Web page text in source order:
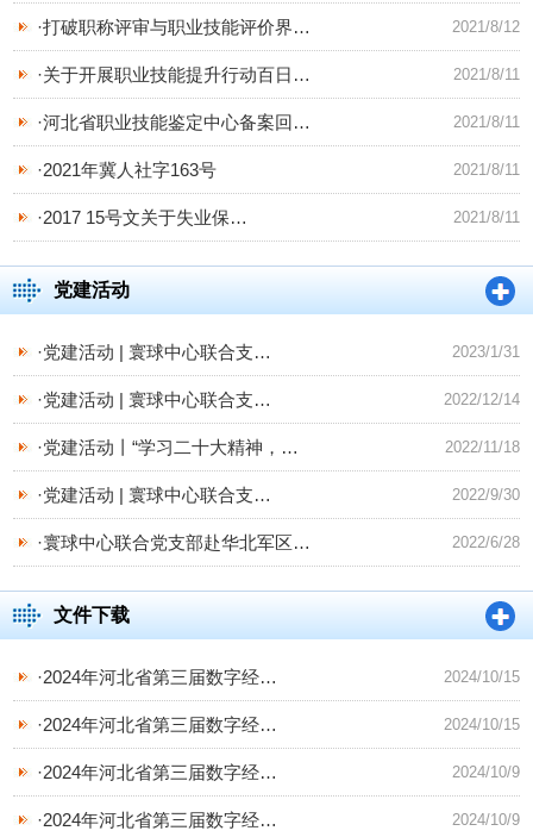
2021/8/12
·打破职称评审与职业技能评价界…
2021/8/11
·关于开展职业技能提升行动百日 …
2021/8/11
·河北省职业技能鉴定中心备案回 …
2021/8/11
·2021年冀人社字163号
2021/8/11
·2017 15号文关于失业保…
党建活动
2023/1/31
·党建活动 | 寰球中心联合支…
2022/12/14
·党建活动 | 寰球中心联合支…
2022/11/18
·党建活动丨“学习二十大精神， …
2022/9/30
·党建活动 | 寰球中心联合支…
2022/6/28
·寰球中心联合党支部赴华北军区…
文件下载
2024/10/15
·2024年河北省第三届数字经…
2024/10/15
·2024年河北省第三届数字经…
2024/10/9
·2024年河北省第三届数字经…
2024/10/9
·2024年河北省第三届数字经…